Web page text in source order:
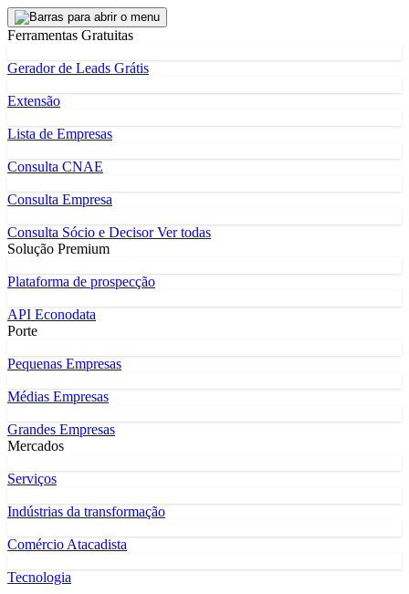
Ferramentas Gratuitas
Gerador de Leads Grátis
Extensão
Lista de Empresas
Consulta CNAE
Consulta Empresa
Consulta Sócio e DecisorVer todas
Solução Premium
Plataforma de prospecção
API Econodata
Porte
Pequenas Empresas
Médias Empresas
Grandes Empresas
Mercados
Serviços
Indústrias da transformação
Comércio Atacadista
Tecnologia